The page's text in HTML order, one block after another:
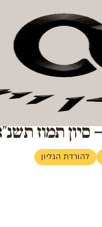
סיון תמוז
להורדת הגליון